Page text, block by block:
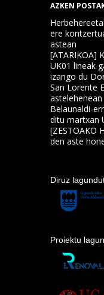
AZKEN
ere
astean
[ATARIKOA]
UK01 lineak
izango du
San Lorente
astelehenean
Belaunaldi-
ditu martxan
[ZESTOAKO
den aste
Diruz
Proiektu